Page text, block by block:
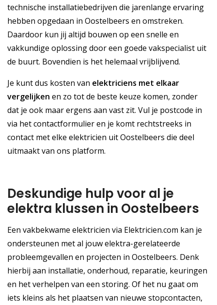
technische installatiebedrijven die jarenlange ervaring
hebben opgedaan in Oostelbeers en omstreken.
Daardoor kun jij altijd bouwen op een snelle en
vakkundige oplossing door een goede vakspecialist uit
de buurt. Bovendien is het helemaal vrijblijvend.
Je kunt dus kosten van elektriciens met elkaar
vergelijken en zo tot de beste keuze komen, zonder
dat je ook maar ergens aan vast zit. Vul je postcode in
via het contactformulier en je komt rechtstreeks in
contact met elke elektricien uit Oostelbeers die deel
uitmaakt van ons platform.
Deskundige hulp voor al je
elektra klussen in Oostelbeers
Een vakbekwame elektricien via Elektricien.com kan je
ondersteunen met al jouw elektra-gerelateerde
probleemgevallen en projecten in Oostelbeers. Denk
hierbij aan installatie, onderhoud, reparatie, keuringen
en het verhelpen van een storing. Of het nu gaat om
iets kleins als het plaatsen van nieuwe stopcontacten,